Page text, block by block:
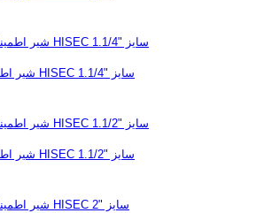
شیر اطمینان هایسک HISEC سایز "1.1/4
شیر اطمینان هایسک HISEC سایز "1.1/2